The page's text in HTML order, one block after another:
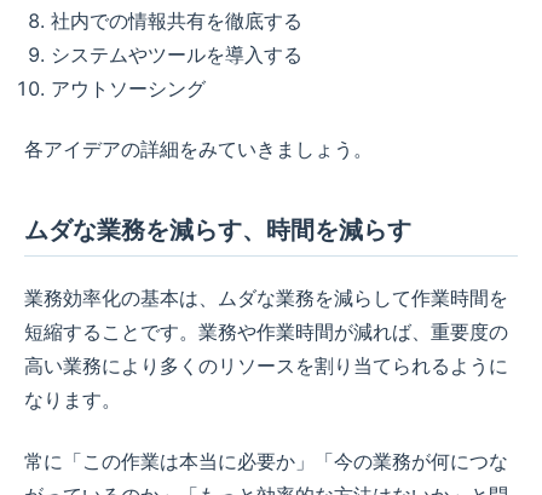
社内での情報共有を徹底する
システムやツールを導入する
アウトソーシング
各アイデアの詳細をみていきましょう。
ムダな業務を減らす、時間を減らす
業務効率化の基本は、ムダな業務を減らして作業時間を
短縮することです。業務や作業時間が減れば、重要度の
高い業務により多くのリソースを割り当てられるように
なります。
常に「この作業は本当に必要か」「今の業務が何につな